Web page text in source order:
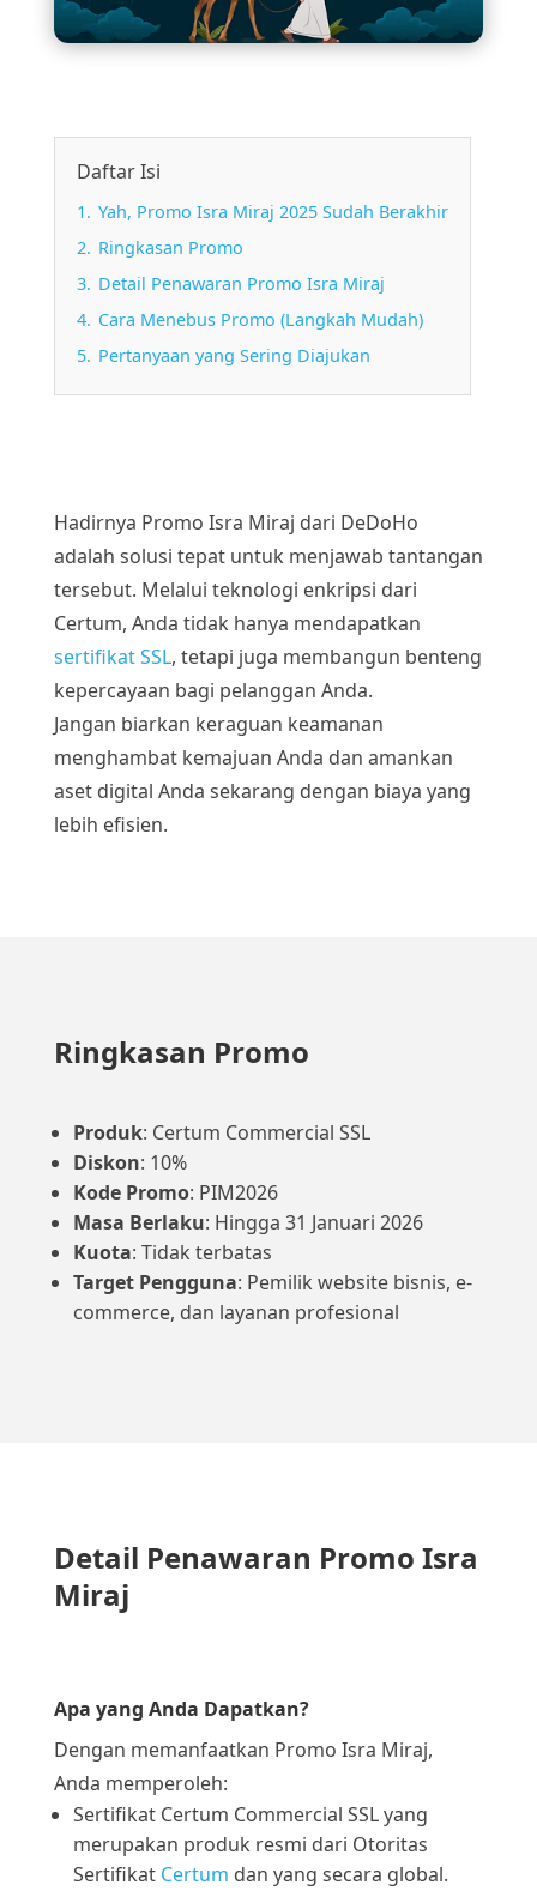
Daftar Isi
1. Yah, Promo Isra Miraj 2025 Sudah Berakhir
2. Ringkasan Promo
3. Detail Penawaran Promo Isra Miraj
4. Cara Menebus Promo (Langkah Mudah)
5. Pertanyaan yang Sering Diajukan
Hadirnya Promo Isra Miraj dari DeDoHo
adalah solusi tepat untuk menjawab tantangan
tersebut. Melalui teknologi enkripsi dari
Certum, Anda tidak hanya mendapatkan
sertifikat SSL, tetapi juga membangun benteng
kepercayaan bagi pelanggan Anda.
Jangan biarkan keraguan keamanan
menghambat kemajuan Anda dan amankan
aset digital Anda sekarang dengan biaya yang
lebih efisien.
Ringkasan Promo
Produk: Certum Commercial SSL
Diskon: 10%
Kode Promo: PIM2026
Masa Berlaku: Hingga 31 Januari 2026
Kuota: Tidak terbatas
Target Pengguna: Pemilik website bisnis, e-
commerce, dan layanan profesional
Detail Penawaran Promo Isra
Miraj
Apa yang Anda Dapatkan?
Dengan memanfaatkan Promo Isra Miraj,
Anda memperoleh:
Sertifikat Certum Commercial SSL yang
merupakan produk resmi dari Otoritas
Sertifikat Certum dan yang secara global.